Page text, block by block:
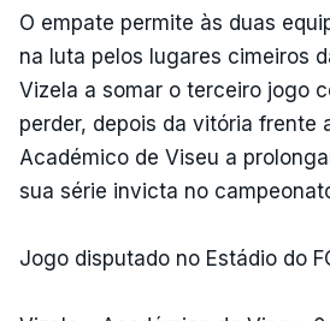
O empate permite às duas
na luta pelos lugares cimeiros
Vizela a somar o terceiro jogo
perder, depois da vitória frente
Académico de Viseu a
sua série invicta no
Jogo disputado no Estádio do